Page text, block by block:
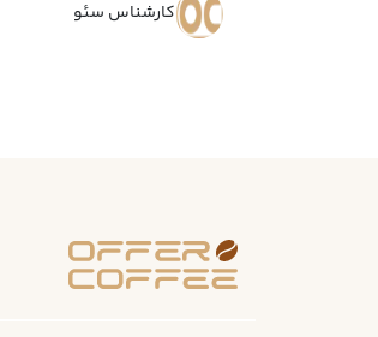
کارشناس سئو